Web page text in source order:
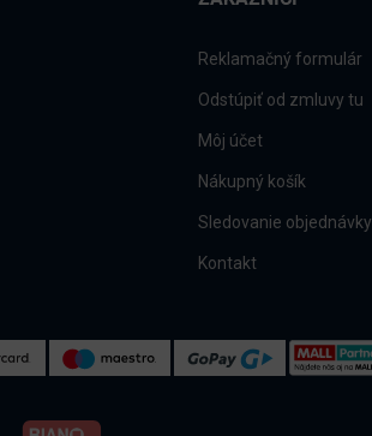
Reklamačný formulár
Odstúpiť od zmluvy tu
Môj účet
Nákupný košík
Sledovanie objednávky
Kontakt